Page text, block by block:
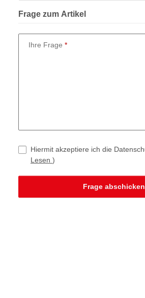
Frage zum Artikel
Ihre Frage
Hiermit akzeptiere ich die
Lesen )
Frage abschicken